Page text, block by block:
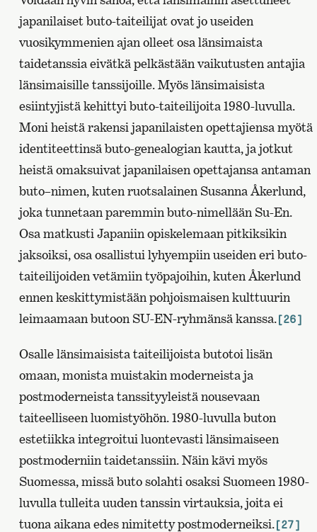
japanilaiset buto-taiteilijat ovat jo useiden
vuosikymmenien ajan olleet osa länsimaista
taidetanssia eivätkä pelkästään vaikutusten antajia
länsimaisille tanssijoille. Myös länsimaisista
esiintyjistä kehittyi buto-taiteilijoita 1980-luvulla.
Moni heistä rakensi japanilaisten opettajiensa myötä
identiteettinsä buto-genealogian kautta, ja jotkut
heistä omaksuivat japanilaisen opettajansa antaman
buto–nimen, kuten ruotsalainen Susanna Åkerlund,
joka tunnetaan paremmin buto-nimellään Su-En.
Osa matkusti Japaniin opiskelemaan pitkiksikin
jaksoiksi, osa osallistui lyhyempiin useiden eri buto-
taiteilijoiden vetämiin työpajoihin, kuten Åkerlund
ennen keskittymistään pohjoismaisen kulttuurin
leimaamaan butoon SU-EN-ryhmänsä kanssa.[26]
Osalle länsimaisista taiteilijoista butotoi lisän
omaan, monista muistakin moderneista ja
postmoderneista tanssityyleistä nousevaan
taiteelliseen luomistyöhön. 1980-luvulla buton
estetiikka integroitui luontevasti länsimaiseen
postmoderniin taidetanssiin. Näin kävi myös
Suomessa, missä buto solahti osaksi Suomeen 1980-
luvulla tulleita uuden tanssin virtauksia, joita ei
tuona aikana edes nimitetty postmoderneiksi.[27]